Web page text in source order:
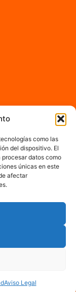
como las
del dispositivo. El
datos como
únicas en este
afectar
Aviso Legal